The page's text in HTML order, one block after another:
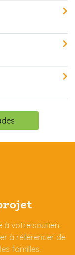
à votre soutien.
à référencer de
familles.